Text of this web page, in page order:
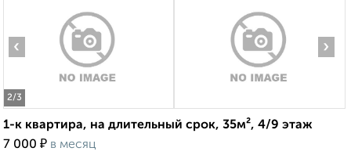
2/3
‹ ›
1-к квартира, на длительный срок, 35м², 4/9 этаж
7 000 ₽ в месяц